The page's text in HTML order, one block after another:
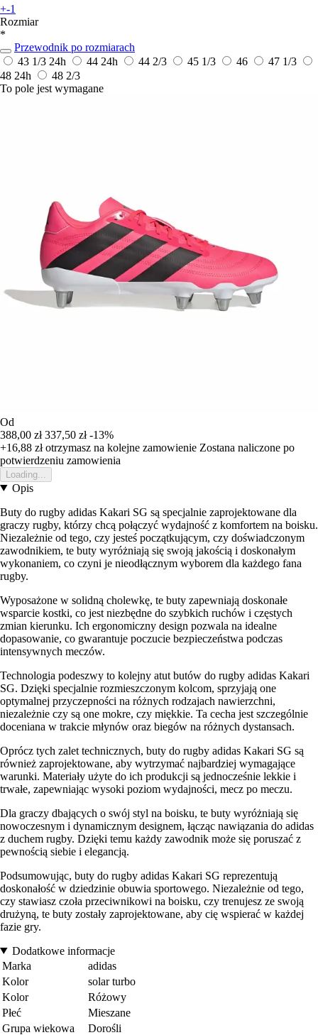
+-1
Rozmiar
*
Przewodnik po rozmiarach
43 1/3 24h 44 24h 44 2/3 45 1/3 46
47 1/3
48 24h
48 2/3
To pole jest wymagane
Od
388,00 zł 337,50 zł -13%
+16,88 złotrzymasz na kolejne zamowienie Zostana naliczone po
potwierdzeniu zamowienia
Loading...
Opis
Buty do rugby adidas Kakari SG są specjalnie zaprojektowane dla
graczy rugby, którzy chcą połączyć wydajność z komfortem na boisku.
Niezależnie od tego, czy jesteś początkującym, czy doświadczonym
zawodnikiem, te buty wyróżniają się swoją jakością i doskonałym
wykonaniem, co czyni je nieodłącznym wyborem dla każdego fana
rugby.
Wyposażone w solidną cholewkę, te buty zapewniają doskonałe
wsparcie kostki, co jest niezbędne do szybkich ruchów i częstych
zmian kierunku. Ich ergonomiczny design pozwala na idealne
dopasowanie, co gwarantuje poczucie bezpieczeństwa podczas
intensywnych meczów.
Technologia podeszwy to kolejny atut butów do rugby adidas Kakari
SG. Dzięki specjalnie rozmieszczonym kolcom, sprzyjają one
optymalnej przyczepności na różnych rodzajach nawierzchni,
niezależnie czy są one mokre, czy miękkie. Ta cecha jest szczególnie
doceniana w trakcie młynów oraz biegów na różnych dystansach.
Oprócz tych zalet technicznych, buty do rugby adidas Kakari SG są
również zaprojektowane, aby wytrzymać najbardziej wymagające
warunki. Materiały użyte do ich produkcji są jednocześnie lekkie i
trwałe, zapewniając wysoki poziom wydajności, mecz po meczu.
Dla graczy dbających o swój styl na boisku, te buty wyróżniają się
nowoczesnym i dynamicznym designem, łącząc nawiązania do adidas
z duchem rugby. Dzięki temu każdy zawodnik może się poruszać z
pewnością siebie i elegancją.
Podsumowując, buty do rugby adidas Kakari SG reprezentują
doskonałość w dziedzinie obuwia sportowego. Niezależnie od tego,
czy stawiasz czoła przeciwnikowi na boisku, czy trenujesz ze swoją
drużyną, te buty zostały zaprojektowane, aby cię wspierać w każdej
fazie gry.
Dodatkowe informacje
Marka
adidas
Kolor
solar turbo
Kolor
Różowy
Płeć
Mieszane
Grupa wiekowa
Dorośli